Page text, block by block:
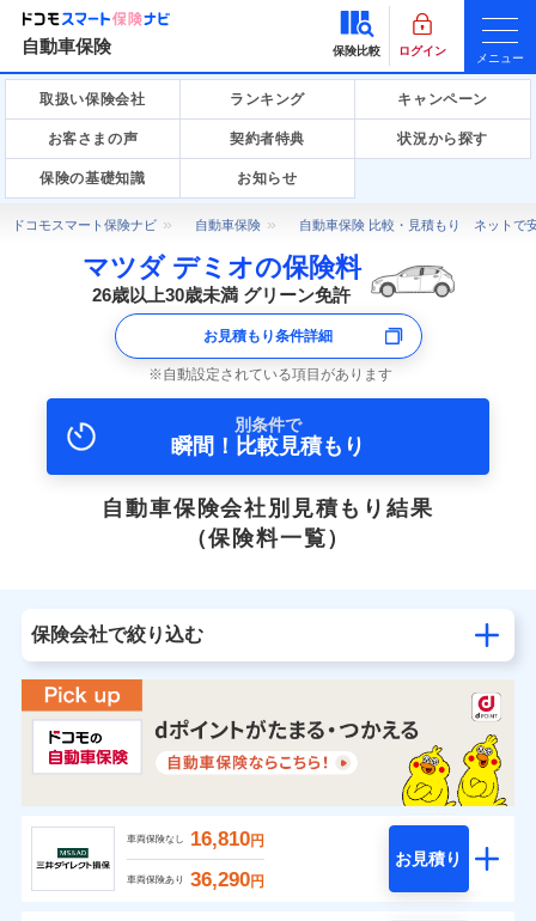
自動車保険 保険比較 ログイン
メニュー
取扱い保険会社 ランキング キャンペーン
お客さまの声 契約者特典 状況から探す
保険の基礎知識 お知らせ
ドコモスマート保険ナビ 自動車保険 自動車保険 比較・見積もり ネットで
マツダ デミオの保険料
26歳以上30歳未満 グリーン免許
お見積もり条件詳細
自動設定されている項目があります
別条件で
瞬間！比較見積もり
自動車保険会社別見積もり結果
（保険料一覧）
保険会社で絞り込む
車両保険なし 16,810円
車両保険あり 36,290円
お見積り